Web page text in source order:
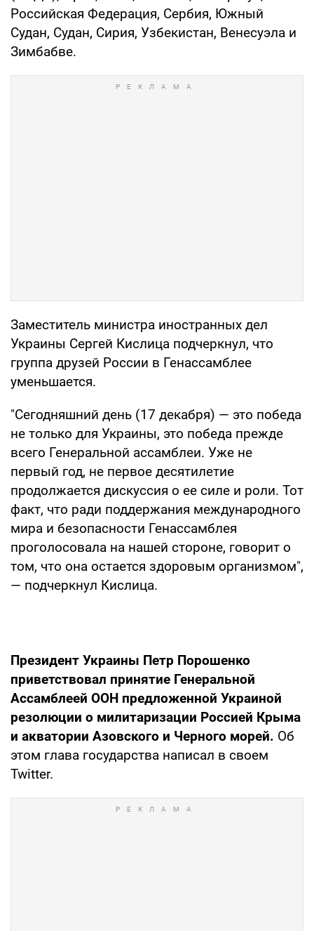
Российская Федерация, Сербия, Южный
Судан, Судан, Сирия, Узбекистан, Венесуэла и
Зимбабве.
Заместитель министра иностранных дел
Украины Сергей Кислица подчеркнул, что
группа друзей России в Генассамблее
уменьшается.
"Сегодняшний день (17 декабря) — это победа
не только для Украины, это победа прежде
всего Генеральной ассамблеи. Уже не
первый год, не первое десятилетие
продолжается дискуссия о ее силе и роли. Тот
факт, что ради поддержания международного
мира и безопасности Генассамблея
проголосовала на нашей стороне, говорит о
том, что она остается здоровым организмом",
— подчеркнул Кислица.
Президент Украины Петр Порошенко
приветствовал принятие Генеральной
Ассамблеей ООН предложенной Украиной
резолюции о милитаризации Россией Крыма
и акватории Азовского и Черного морей. Об
этом глава государства написал в своем
Twitter.